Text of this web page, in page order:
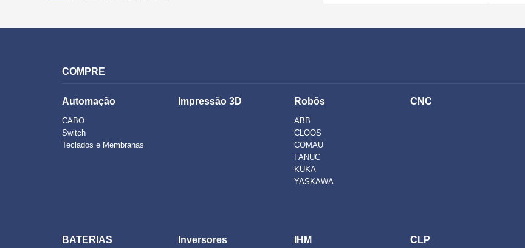
COMPRE
Automação
CABO
Switch
Teclados e Membranas
Impressão 3D Robôs
ABB
CLOOS
COMAU
FANUC
KUKA
YASKAWA
CNC
BATERIAS Inversores IHM CLP